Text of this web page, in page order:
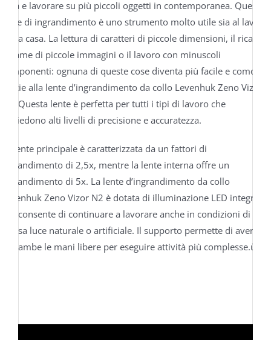
area e lavorare su più piccoli oggetti in contemporanea. Questa
lente di ingrandimento è uno strumento molto utile sia al lavoro
che a casa. La lettura di caratteri di piccole dimensioni, il ricamo,
l’esame di piccole immagini o il lavoro con minuscoli
componenti: ognuna di queste cose diventa più facile e comoda
grazie alla lente d’ingrandimento da collo Levenhuk Zeno Vizor
N2. Questa lente è perfetta per tutti i tipi di lavoro che
richiedono alti livelli di precisione e accuratezza.
La lente principale è caratterizzata da un fattori di
ingrandimento di 2,5x, mentre la lente interna offre un
ingrandimento di 5x. La lente d’ingrandimento da collo
Levenhuk Zeno Vizor N2 è dotata di illuminazione LED integrata,
che consente di continuare a lavorare anche in condizioni di
scarsa luce naturale o artificiale. Il supporto permette di avere
entrambe le mani libere per eseguire attività più complesse.ù